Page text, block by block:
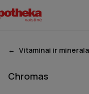
Vitaminai ir
Chromas